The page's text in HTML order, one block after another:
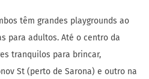
têm grandes playgrounds ao
para adultos. Até o centro da
tranquilos para brincar,
St (perto de Sarona) e outro na